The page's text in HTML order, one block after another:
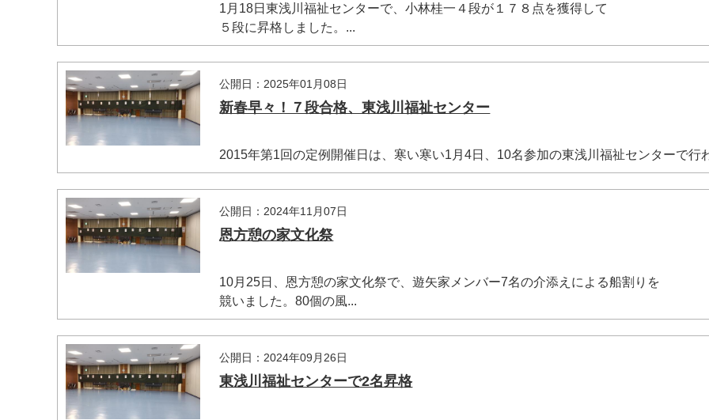
1月18日東浅川福祉センターで、小林桂一４段が１７８点を獲得して
５段に昇格しました。...
公開日：2025年01月08日
新春早々！７段合格、東浅川福祉センター
2015年第1回の定例開催日は、寒い寒い1月4日、10名参加の東浅川福祉センターで行
公開日：2024年11月07日
恩方憩の家文化祭
10月25日、恩方憩の家文化祭で、遊矢家メンバー7名の介添えによる船割りを
競いました。80個の風...
公開日：2024年09月26日
東浅川福祉センターで2名昇格